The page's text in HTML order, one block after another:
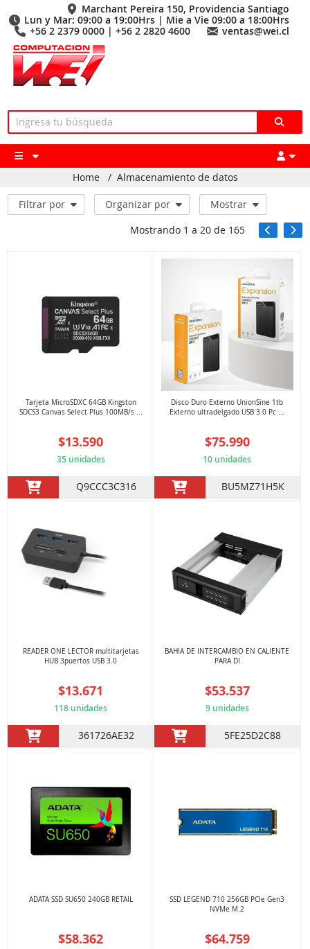
Marchant Pereira 150, Providencia Santiago
Lun y Mar: 09:00 a 19:00Hrs | Mie a Vie 09:00 a 18:00Hrs
+56 2 2379 0000 | +56 2 2820 4600
ventas@wei.cl
Home / Almacenamiento de datos
Filtrar por Organizar por
Mostrar
Mostrando 1 a 20de 165
Tarjeta MicroSDXC 64GB Kingston
SDCS3 Canvas Select Plus 100MB/s ...
$13.590
35 unidades
Q9CCC3C316
Disco Duro Externo UnionSine 1tb
Externo ultradelgado USB 3.0 Pc ...
$75.990
10 unidades
BU5MZ71H5K
READER ONE LECTOR multitarjetas
HUB 3puertos USB 3.0
$13.671
118 unidades
361726AE32
BAHIA DE INTERCAMBIO EN CALIENTE
PARA DI
$53.537
9 unidades
5FE25D2C88
ADATA SSD SU650 240GB RETAIL
$58.362
SSD LEGEND 710 256GB PCIe Gen3
NVMe M.2
$64.759